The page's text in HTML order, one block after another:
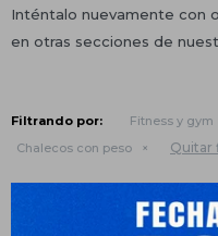
Inténtalo nuevamente con
en otras secciones de
Filtrando por: Fitness y gym
Chalecos con peso
Quitar
Te recomendamos quitar: